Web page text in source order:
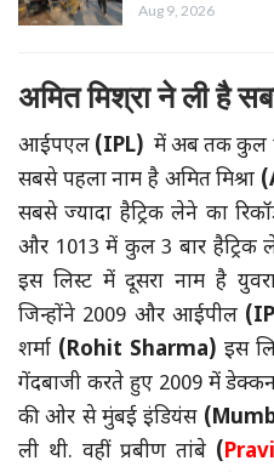
Aug 9, 2026
अमित मिश्रा ने ली है
आईपएल (IPL) में अब तक कुल
सबसे पहला नाम है अमित मिश्रा
सबसे ज्यादा हैट्रिक लेने का
और 1013 में कुल 3 बार हैट्रिक
इस लिस्ट में दूसरा नाम है
जिन्होंने 2009 और आईपील
शर्मा (Rohit Sharma) इस
गेंदबाजी करते हुए 2009 में डेक्कन
की ओर से मुंबई इंडियंस
ली थी. वहीं प्रबीण तांबे (